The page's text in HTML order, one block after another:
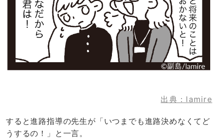
出典：lamire
すると進路指導の先生が「いつまでも進路決めなくてど
うするの！」と一言。